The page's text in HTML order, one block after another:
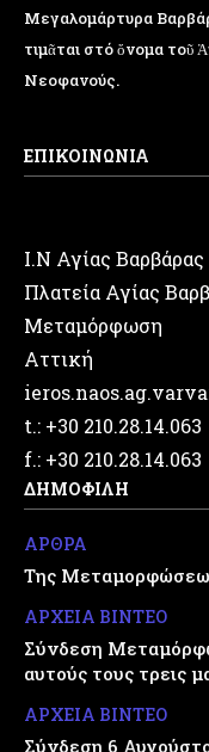
Μεγαλομάρτυρα
τιμᾶται στό ὄνομα τοῦ
Νεοφανούς.
ΕΠΙΚΟΙΝΩΝΙΑ
Ι.Ν Αγίας Βαρβάρας
Πλατεία Αγίας
Μεταμόρφωση
Αττική
t.: +30 210.28.14.063
f.: +30 210.28.14.063
ΔΗΜΟΦΙΛΗ
ΑΡΘΡΑ
Της
ΑΡΧΕΙΑ ΒΙΝΤΕΟ
Σύνδεση
αυτούς τους τρεις
ΑΡΧΕΙΑ ΒΙΝΤΕΟ
Σύνδεση 6